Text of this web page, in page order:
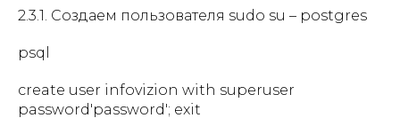
2.3.1. Создаем пользователя sudo su – postgres
psql
create user infovizion with superuser
password'password'; exit